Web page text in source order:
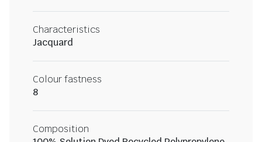
Characteristics
Jacquard
Colour fastness
8
Composition